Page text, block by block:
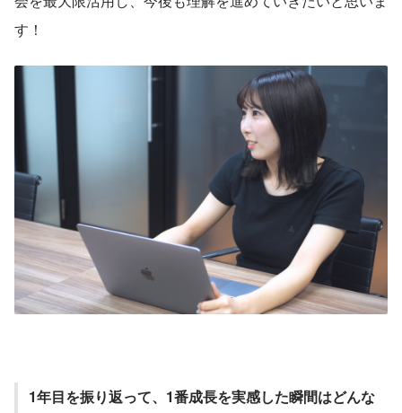
す！
1年目を振り返って、1番成長を実感した瞬間はどんな